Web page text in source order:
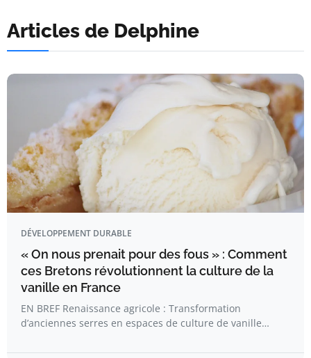
Articles de Delphine
DÉVELOPPEMENT DURABLE
« On nous prenait pour des fous » : Comment
ces Bretons révolutionnent la culture de la
vanille en France
EN BREF Renaissance agricole : Transformation
d’anciennes serres en espaces de culture de vanille…